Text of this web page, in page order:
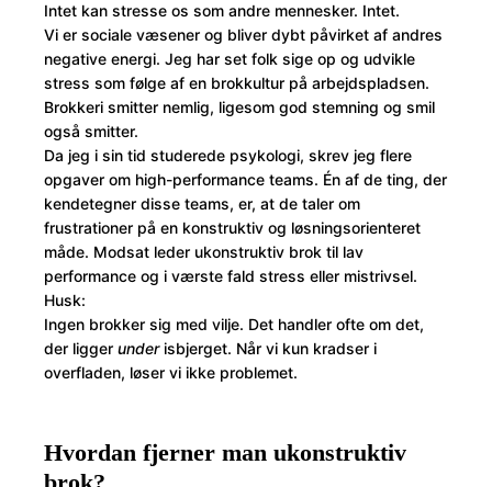
Intet kan stresse os som andre mennesker. Intet.
Vi er sociale væsener og bliver dybt påvirket af andres
negative energi. Jeg har set folk sige op og udvikle
stress som følge af en brokkultur på arbejdspladsen.
Brokkeri smitter nemlig, ligesom god stemning og smil
også smitter.
Da jeg i sin tid studerede psykologi, skrev jeg flere
opgaver om high-performance teams. Én af de ting, der
kendetegner disse teams, er, at de taler om
frustrationer på en konstruktiv og løsningsorienteret
måde. Modsat leder ukonstruktiv brok til lav
performance og i værste fald stress eller mistrivsel.
Husk:
Ingen brokker sig med vilje. Det handler ofte om det,
der ligger underisbjerget. Når vi kun kradser i
overfladen, løser vi ikke problemet.
Hvordan fjerner man ukonstruktiv